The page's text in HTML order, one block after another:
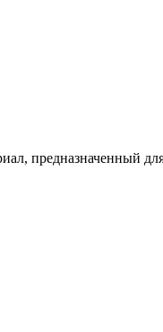
предназначенный